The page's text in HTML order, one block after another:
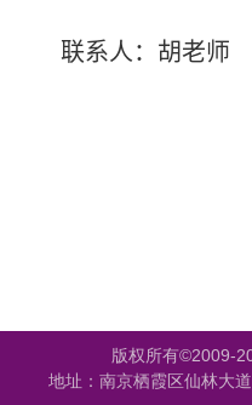
联系人：胡老师
版权所有©2009-
地址：南京栖霞区仙林大